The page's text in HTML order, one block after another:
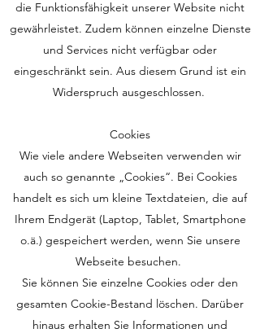
die Funktionsfähigkeit unserer Website nicht
gewährleistet. Zudem können einzelne Dienste
und Services nicht verfügbar oder
eingeschränkt sein. Aus diesem Grund ist ein
Widerspruch ausgeschlossen.
Cookies
Wie viele andere Webseiten verwenden wir
auch so genannte „Cookies“. Bei Cookies
handelt es sich um kleine Textdateien, die auf
Ihrem Endgerät (Laptop, Tablet, Smartphone
o.ä.) gespeichert werden, wenn Sie unsere
Webseite besuchen.
Sie können Sie einzelne Cookies oder den
gesamten Cookie-Bestand löschen. Darüber
hinaus erhalten Sie Informationen und